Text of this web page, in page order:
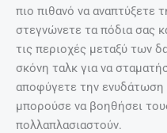
πιο πιθανό να αναπτύξετε
στεγνώνετε τα πόδια σας
τις περιοχές μεταξύ των
σκόνη ταλκ για να
αποφύγετε την
μπορούσε να βοηθήσει
πολλαπλασιαστούν.